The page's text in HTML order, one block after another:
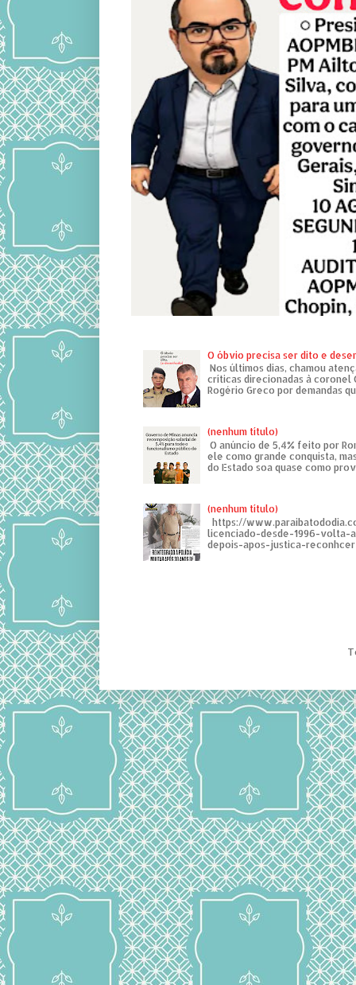
O óbvio precisa ser dito e
Nos últimos dias, chamou
críticas direcionadas à coronel
Rogério Greco por demandas
(nenhum título)
O anúncio de 5,4% feito por
ele como grande conquista,
do Estado soa quase como
(nenhum título)
https://
licenciado-desde-1996-volta-
depois-apos-justica-